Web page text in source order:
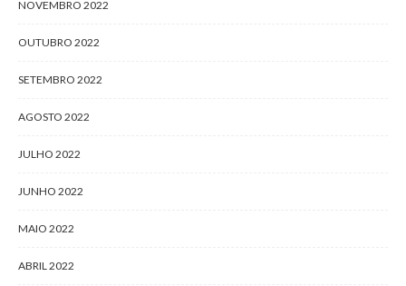
NOVEMBRO 2022
OUTUBRO 2022
SETEMBRO 2022
AGOSTO 2022
JULHO 2022
JUNHO 2022
MAIO 2022
ABRIL 2022